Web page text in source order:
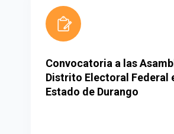
Convocatoria a las
Distrito Electoral Federal
Estado de Durango